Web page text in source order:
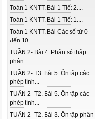
Toán 1 KNTT. Bài 1 Tiết 2....
Toán 1 KNTT. Bài 1 Tiết 1....
Toán 1 KNTT. Bài Các số từ 0
đến 10...
TUẦN 2- Bài 4. Phân số thập
phân...
TUẦN 2- T3. Bài 5. Ôn tập các
phép tính...
TUẦN 2- T2. Bài 5. Ôn tập các
phép tính...
TUẦN 2- T2. Bài 3. Ôn tập phân